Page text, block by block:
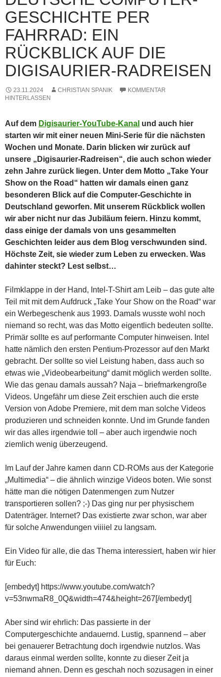
GESCHICHTE PER
FAHRRAD: EIN
RÜCKBLICK AUF DIE
DIGISAURIER-RADREISEN
23.11.2024 CHRISTIAN SPANIK
KOMMENTAR
HINTERLASSEN
Auf dem Digisaurier-YouTube-Kanal und auch hier
starten wir mit einer neuen Mini-Serie für die nächsten
Wochen und Monate. Darin blicken wir zurück auf
unsere „Digisaurier-Radreisen“, die auch schon wieder
zehn Jahre zurück liegen. Unter dem Motto „Take Your
Show on the Road“ hatten wir damals einen ganz
besonderen Blick auf die Computer-Geschichte in
Deutschland geworfen. Mit unserem Rückblick wollen
wir aber nicht nur das Jubiläum feiern. Hinzu kommt,
dass einige der damals von uns gesammelten
Geschichten leider aus dem Blog verschwunden sind.
Höchste Zeit, sie wieder zum Leben zu erwecken. Was
dahinter steckt? Lest selbst…
Filmklappe in der Hand, Intel-T-Shirt am Leib – das gute alte
Teil mit mit dem Aufdruck „Take Your Show on the Road“ war
ein Werbegeschenk aus 1993. Damals wusste wohl noch
niemand so recht, was das Motto eigentlich bedeuten sollte.
Primär sollte es auf performante Computer hinweisen. Intel
hatte nämlich den ersten Pentium-Prozessor auf den Markt
gebracht. Der sollte so viel Leistung haben, dass auch so
etwas wie „Videobearbeitung“ damit möglich werden sollte.
Wie das genau damals aussah? Naja – briefmarkengroße
Videos. Ungefähr um diese Zeit erschien auch die erste
Version von Adobe Premiere, mit dem man solche Videos
produzieren und schneiden konnte. Und im Grunde fanden
wir das alles irgendwie toll – aber auch irgendwie noch
ziemlich wenig überzeugend.
Im Lauf der Jahre kamen dann CD-ROMs aus der Kategorie
„Multimedia“ – die ähnlich winzige Videos boten. Wie sonst
hätte man die nötigen Datenmengen zum Nutzer
transportieren sollen? ;-) Das ging nur per physischem
Datenträger. Internet? Das existierte zwar schon, war aber
für solche Anwendungen viiiiel zu langsam.
Ein Video für alle, die das Thema interessiert, haben wir hier
für Euch:
[embedyt] https://www.youtube.com/watch?
v=53nwmaR8_0Q&width=474&height=267[/embedyt]
Aber sind wir ehrlich: Das passierte in der
Computergeschichte andauernd. Lustig, spannend – aber
bei genauerer Betrachtung doch irgendwie nutzlos. Was
daraus einmal werden sollte, konnte zu dieser Zeit ja
niemand ahnen. Denn es geschah noch sozusagen in einer